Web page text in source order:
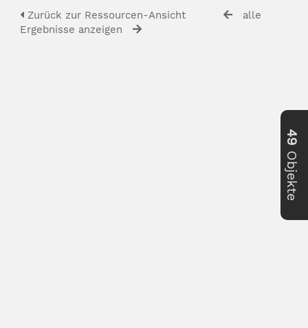
Zurück zur Ressourcen-Ansicht
alle
Ergebnisse anzeigen
49
Objekte